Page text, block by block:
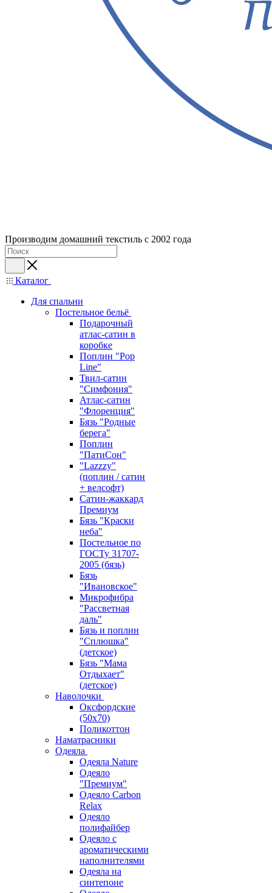
Производим домашний текстиль с 2002 года
Каталог
Для спальни
Постельное бельё
Подарочный
атлас-сатин в
коробке
Поплин "Pop
Line"
Твил-сатин
"Симфония"
Атлас-сатин
"Флоренция"
Бязь "Родные
берега"
Поплин
"ПатиСон"
"Lazzzy"
(поплин / сатин
+ велсофт)
Сатин-жаккард
Премиум
Бязь "Краски
неба"
Постельное по
ГОСТу 31707-
2005 (бязь)
Бязь
"Ивановское"
Микрофибра
"Рассветная
даль"
Бязь и поплин
"Сплюшка"
(детское)
Бязь "Мама
Отдыхает"
(детское)
Наволочки
Оксфордские
(50х70)
Поликоттон
Наматрасники
Одеяла
Одеяла Nature
Одеяло
"Премиум"
Одеяло Carbon
Relax
Одеяло
полифайбер
Одеяло с
ароматическими
наполнителями
Одеяла на
синтепоне